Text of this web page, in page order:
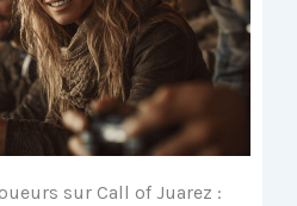
sur Call of Juarez :